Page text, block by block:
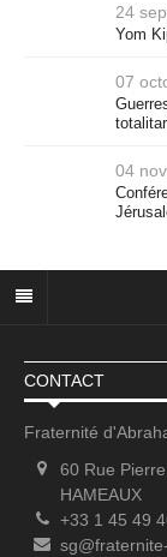
24
Yom
07
04
CONTACT
Fraternité
60 Rue
HAMEAUX
+33 1 45 49